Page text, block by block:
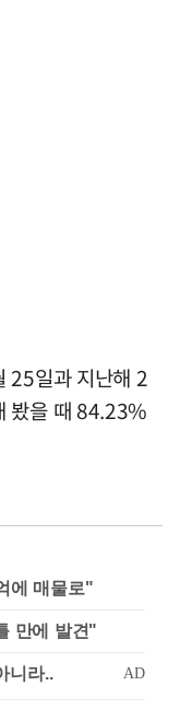
25일과 지난해 2
봤을 때 84.23%
에 매물로"
만에 발견"